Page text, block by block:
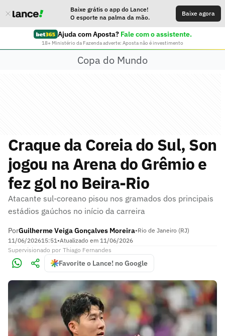
Baixe grátis o app do Lance!
O esporte na palma da mão.
Baixe agora
Ajuda com Aposta? Fale com o assistente.
18+ Ministério da Fazenda adverte: Aposta não é investimento
Copa do Mundo
Craque da Coreia do Sul, Son
jogou na Arena do Grêmio e
fez gol no Beira-Rio
Atacante sul-coreano pisou nos gramados dos principais
estádios gaúchos no início da carreira
PorGuilherme Veiga Gonçalves Moreira•Rio de Janeiro (RJ)
11/06/202615:51•Atualizado em 11/06/2026
Supervisionado por Thiago Fernandes
Favorite o Lance! no Google